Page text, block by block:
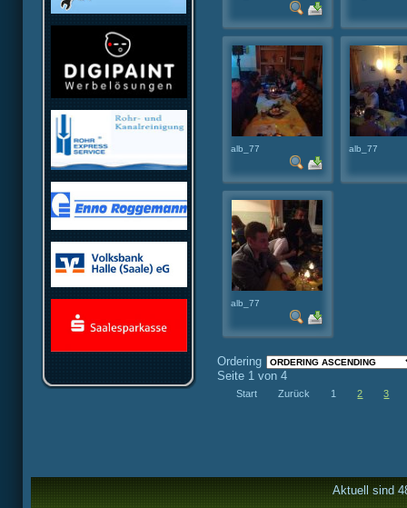
alb_77 alb_77
alb_77
Ordering
Seite 1 von 4
Start Zurück 1 2 3
Aktuell sind